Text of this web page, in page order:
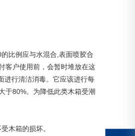
比例应与水混合,表面喷胶合
客户使用前，会暂时堆放在这
进行清洁消毒。它应该进行每
于80%。为降低此类木箱受潮
木箱的损坏。